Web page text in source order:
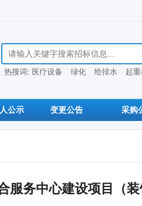
搜索招标信息
热搜词: 医疗设备 绿化 给排水 起
公示 变更公告 采购
服务中心建设项目（